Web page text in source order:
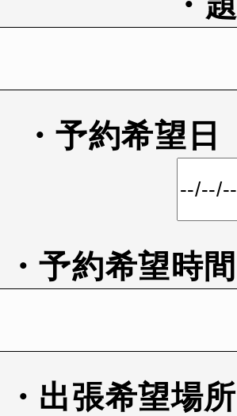
・予約希望
・予約希望
・出張希望場